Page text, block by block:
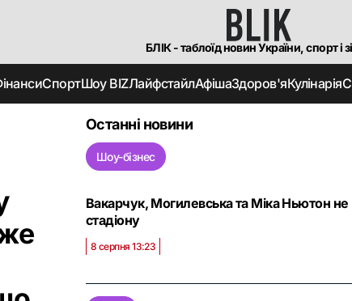
БЛІК - таблоїд новин України, спорт і
СпортШоу BIZЛайфстайлАфішаЗдоров'яКулінарія
Останні новини
Шоу-бізнес
Вакарчук, Могилевська та Міка Ньютон
стадіону
8 серпня 13:23